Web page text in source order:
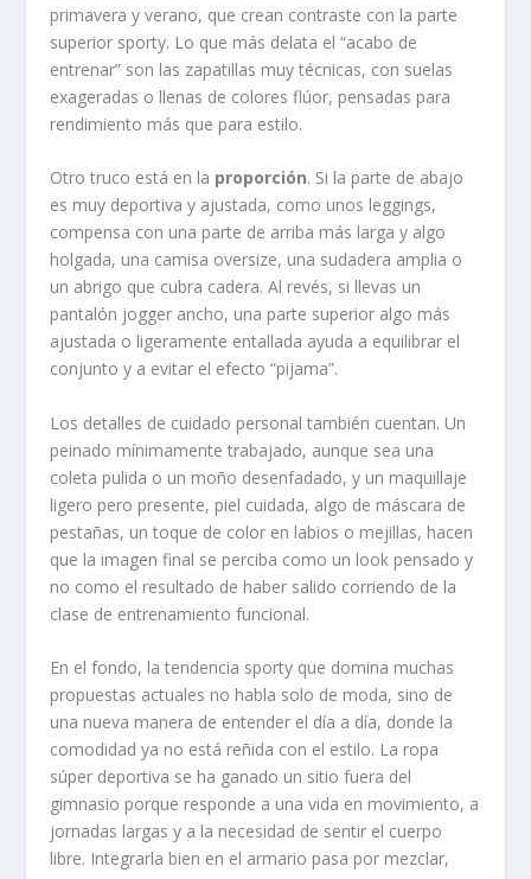
primavera y verano, que crean contraste con la parte
superior sporty. Lo que más delata el “acabo de
entrenar” son las zapatillas muy técnicas, con suelas
exageradas o llenas de colores flúor, pensadas para
rendimiento más que para estilo.
Otro truco está en la proporción. Si la parte de abajo
es muy deportiva y ajustada, como unos leggings,
compensa con una parte de arriba más larga y algo
holgada, una camisa oversize, una sudadera amplia o
un abrigo que cubra cadera. Al revés, si llevas un
pantalón jogger ancho, una parte superior algo más
ajustada o ligeramente entallada ayuda a equilibrar el
conjunto y a evitar el efecto “pijama”.
Los detalles de cuidado personal también cuentan. Un
peinado mínimamente trabajado, aunque sea una
coleta pulida o un moño desenfadado, y un maquillaje
ligero pero presente, piel cuidada, algo de máscara de
pestañas, un toque de color en labios o mejillas, hacen
que la imagen final se perciba como un look pensado y
no como el resultado de haber salido corriendo de la
clase de entrenamiento funcional.
En el fondo, la tendencia sporty que domina muchas
propuestas actuales no habla solo de moda, sino de
una nueva manera de entender el día a día, donde la
comodidad ya no está reñida con el estilo. La ropa
súper deportiva se ha ganado un sitio fuera del
gimnasio porque responde a una vida en movimiento, a
jornadas largas y a la necesidad de sentir el cuerpo
libre. Integrarla bien en el armario pasa por mezclar,